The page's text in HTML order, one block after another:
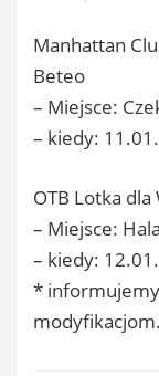
Manhattan
Beteo
– Miejsce:
– kiedy:
OTB Lotka
– Miejsce:
– kiedy:
*
modyfikacjom.